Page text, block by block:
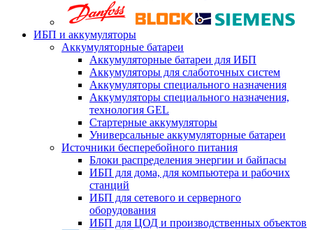
ИБП и аккумуляторы
Аккумуляторные батареи
Аккумуляторные батареи для ИБП
Аккумуляторы для слаботочных систем
Аккумуляторы специального назначения
Аккумуляторы специального назначения,
технология GEL
Стартерные аккумуляторы
Универсальные аккумуляторные батареи
Источники бесперебойного питания
Блоки распределения энергии и байпасы
ИБП для дома, для компьютера и рабочих
станций
ИБП для сетевого и серверного
оборудования
ИБП для ЦОД и производственных объектов